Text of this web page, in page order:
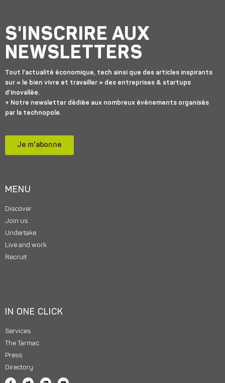
S'INSCRIRE AUX
NEWSLETTERS
Tout l’actualité économique, tech ainsi que des articles inspirants
sur « le bien vivre et travailler » des entreprises & startups
d’inovallée.
+ Notre newsletter dédiée aux nombreux événements organisés
par la technopole.
Je m'abonne
MENU
Discover
Join us
Undertake
Live and work
Recruit
IN ONE CLICK
Services
The Tarmac
Press
Directory